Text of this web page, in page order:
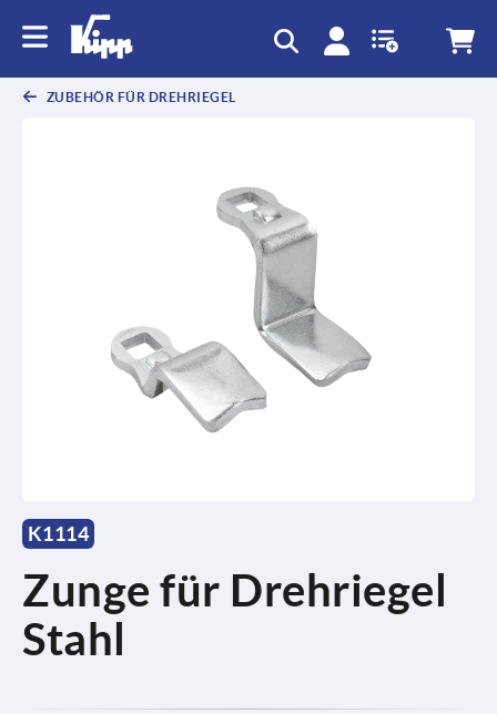
ZUBEHÖR FÜR DREHRIEGEL
K1114
Zunge für Drehriegel
Stahl